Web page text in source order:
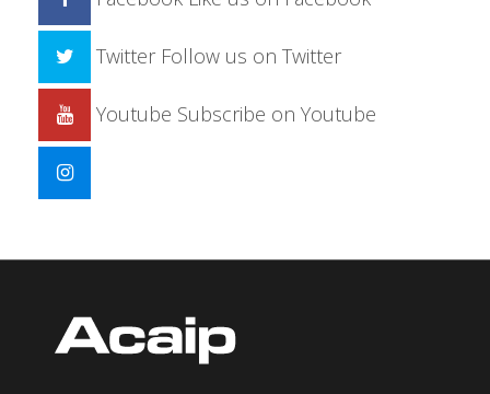
Twitter Follow us on Twitter
Youtube Subscribe on Youtube